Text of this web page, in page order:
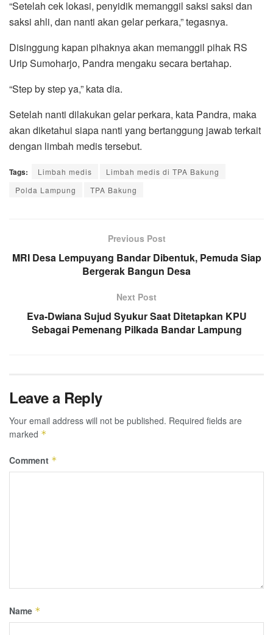
“Setelah cek lokasi, penyidik memanggil saksi saksi dan
saksi ahli, dan nanti akan gelar perkara,” tegasnya.
Disinggung kapan pihaknya akan memanggil pihak RS
Urip Sumoharjo, Pandra mengaku secara bertahap.
“Step by step ya,” kata dia.
Setelah nanti dilakukan gelar perkara, kata Pandra, maka
akan diketahui siapa nanti yang bertanggung jawab terkait
dengan limbah medis tersebut.
Tags: Limbah medis
Limbah medis di TPA Bakung
Polda Lampung
TPA Bakung
Previous Post
MRI Desa Lempuyang Bandar Dibentuk, Pemuda Siap
Bergerak Bangun Desa
Next Post
Eva-Dwiana Sujud Syukur Saat Ditetapkan KPU
Sebagai Pemenang Pilkada Bandar Lampung
Leave a Reply
Your email address will not be published. Required fields are
marked *
Comment *
Name *